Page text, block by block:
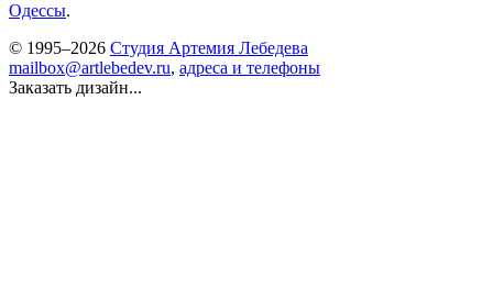
Одессы.
© 1995–2026 Студия Артемия Лебедева
mailbox@artlebedev.ru, адреса и телефоны
Заказать дизайн...